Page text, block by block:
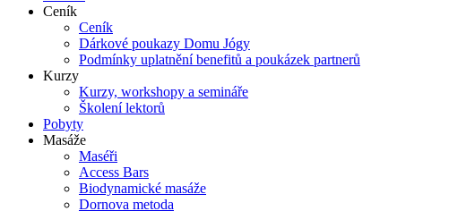
Ceník
Ceník
Dárkové poukazy Domu Jógy
Podmínky uplatnění benefitů a poukázek partnerů
Kurzy
Kurzy, workshopy a semináře
Školení lektorů
Pobyty
Masáže
Maséři
Access Bars
Biodynamické masáže
Dornova metoda